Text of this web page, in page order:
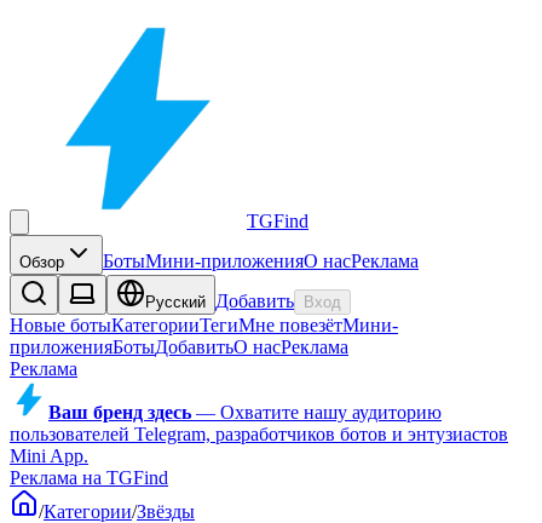
TGFind
Обзор БотыМини-приложенияО насРеклама
Русский Добавить Вход
Новые ботыКатегорииТегиМне повезётМини-
приложенияБотыДобавитьО насРеклама
Реклама
Ваш бренд здесь — Охватите нашу аудиторию
пользователей Telegram, разработчиков ботов и энтузиастов
Mini App.
Реклама на TGFind
/Категории/Звёзды